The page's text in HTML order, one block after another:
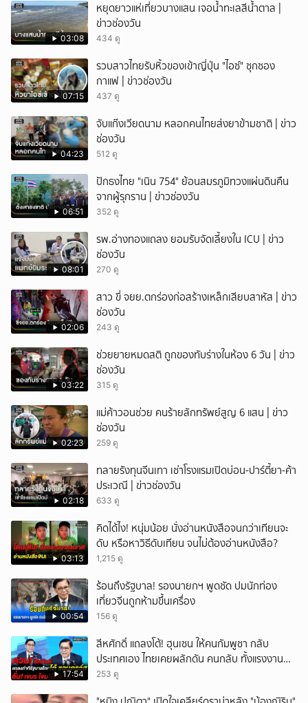
03:08
หยุดยาวแห่เที่ยวบางแสน เจอน้ำทะเลสีน้ำตาล |
ข่าวช่องวัน
434 ดู
07:15
รวบสาวไทยรับหิ้วของเข้าญี่ปุ่น "ไอซ์" ซุกซอง
กาแฟ | ข่าวช่องวัน
437 ดู
04:23
จับแก๊งเวียดนาม หลอกคนไทยส่งยาข้ามชาติ | ข่าว
ช่องวัน
512 ดู
06:51
ปักธงไทย "เนิน 754" ย้อนสมรภูมิทวงแผ่นดินคืน
จากผู้รุกราน | ข่าวช่องวัน
352 ดู
08:01
รพ.อ่างทองแถลง ยอมรับจัดเลี้ยงใน ICU | ข่าว
ช่องวัน
270 ดู
02:06
สาว ขี่ จยย.ตกร่องก่อสร้างเหล็กเสียบสาหัส | ข่าว
ช่องวัน
243 ดู
03:22
ช่วยยายหมดสติ ถูกของทับร่างในห้อง 6 วัน | ข่าว
ช่องวัน
315 ดู
02:23
แม่ค้าวอนช่วย คนร้ายลักทรัพย์สูญ 6 แสน | ข่าว
ช่องวัน
259 ดู
02:18
ทลายรังทุนจีนเทา เช่าโรงแรมเปิดบ่อน-ปาร์ตี้ยา-ค้า
ประเวณี | ข่าวช่องวัน
633 ดู
03:13
คิดได้ไง! หนุ่มน้อย นั่งอ่านหนังสือจนกว่าเทียนจะ
ดับ หรือหาวิธีดับเทียน จนไม่ต้องอ่านหนังสือ?
1,215 ดู
00:54
ร้อนถึงรัฐบาล! รองนายกฯ พูดชัด ปมนักท่อง
เที่ยวจีนถูกห้ามขึ้นเครื่อง
156 ดู
17:54
สีหศักดิ์ แถลงโต้! ฮุนเซน ให้คนกัมพูชา กลับ
ประเทศเอง ไทยเคยผลักดัน คนกลับ ทั้งแรงงาน
ถูก-ผิดกฎหมาย
253 ดู